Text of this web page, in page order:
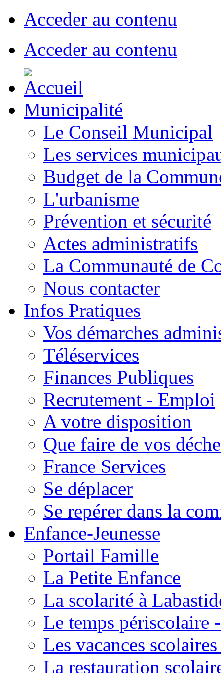
Acceder au contenu
Acceder au contenu
Municipalité
Le Conseil Municipal
Les services
Budget de la
L'urbanisme
Prévention et sécurité
Actes administratifs
La Communauté de
Nous contacter
Infos Pratiques
Vos démarches
Téléservices
Finances Publiques
Recrutement - Emploi
A votre disposition
Que faire de vos
France Services
Se déplacer
Se repérer dans la
Enfance-Jeunesse
Portail Famille
La Petite Enfance
La scolarité à
Le temps périscolaire
Les vacances
La restauration